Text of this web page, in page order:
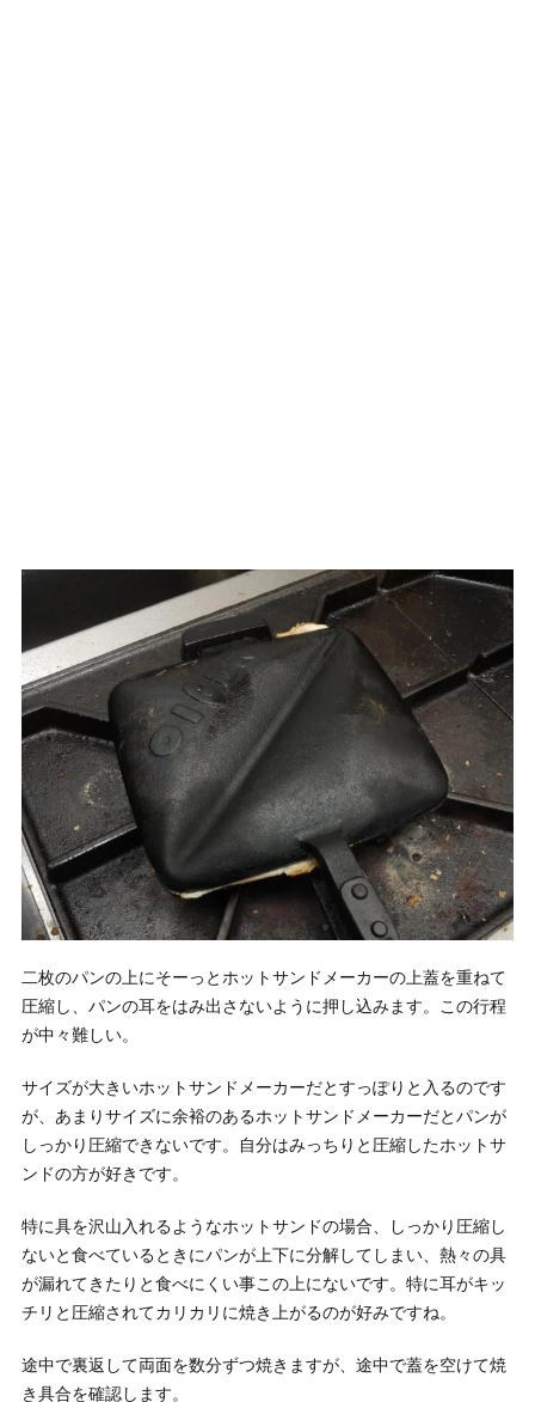
二枚のパンの上にそーっとホットサンドメーカーの上蓋を重ねて
圧縮し、パンの耳をはみ出さないように押し込みます。この行程
が中々難しい。
サイズが大きいホットサンドメーカーだとすっぽりと入るのです
が、あまりサイズに余裕のあるホットサンドメーカーだとパンが
しっかり圧縮できないです。自分はみっちりと圧縮したホットサ
ンドの方が好きです。
特に具を沢山入れるようなホットサンドの場合、しっかり圧縮し
ないと食べているときにパンが上下に分解してしまい、熱々の具
が漏れてきたりと食べにくい事この上にないです。特に耳がキッ
チリと圧縮されてカリカリに焼き上がるのが好みですね。
途中で裏返して両面を数分ずつ焼きますが、途中で蓋を空けて焼
き具合を確認します。